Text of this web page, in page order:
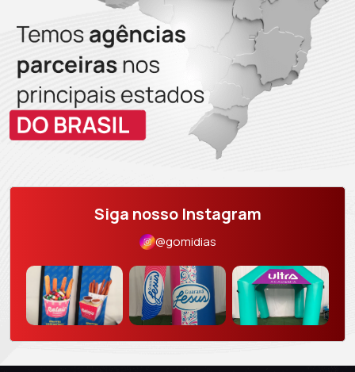
Siga nosso Instagram
@gomidias